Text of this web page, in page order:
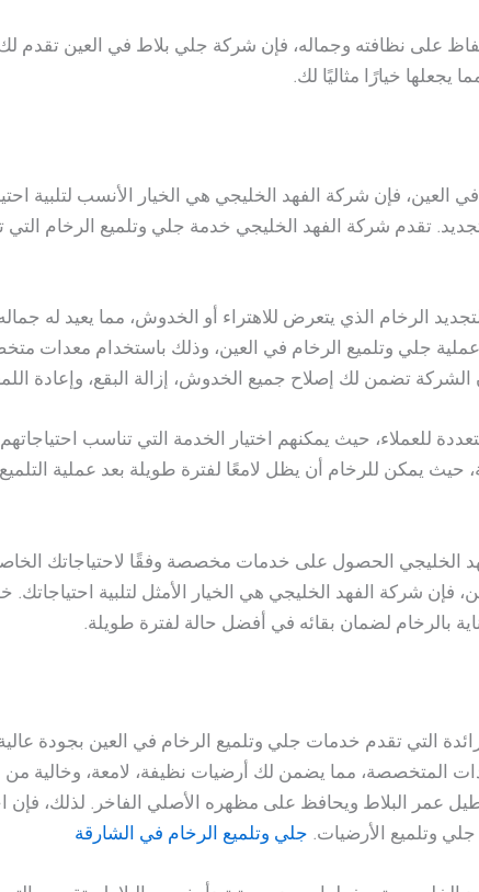
على نظافته وجماله، فإن شركة جلي بلاط في العين تقدم لك
يجعلها خيارًا مثاليًا لك.
فإن شركة الفهد الخليجي هي الخيار الأنسب لتلبية
تقدم شركة الفهد الخليجي خدمة جلي وتلميع الرخام التي
الرخام الذي يتعرض للاهتراء أو الخدوش، مما يعيد له
جلي وتلميع الرخام في العين، وذلك باستخدام معدات
تضمن لك إصلاح جميع الخدوش، إزالة البقع، وإعادة
للعملاء، حيث يمكنهم اختيار الخدمة التي تناسب احتياجاتهم
يمكن للرخام أن يظل لامعًا لفترة طويلة بعد عملية
الحصول على خدمات مخصصة وفقًا لاحتياجاتك
فإن شركة الفهد الخليجي هي الخيار الأمثل لتلبية
بالرخام لضمان بقائه في أفضل حالة لفترة طويلة.
التي تقدم خدمات جلي وتلميع الرخام في العين بجودة
المتخصصة، مما يضمن لك أرضيات نظيفة، لامعة، وخالية من
عمر البلاط ويحافظ على مظهره الأصلي الفاخر. لذلك،
وتلميع الأرضيات. جلي وتلميع الرخام في الشارقة